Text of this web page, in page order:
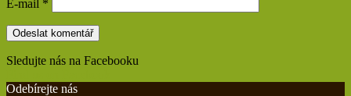
E-mail *
Sledujte nás na Facebooku
Odebírejte nás